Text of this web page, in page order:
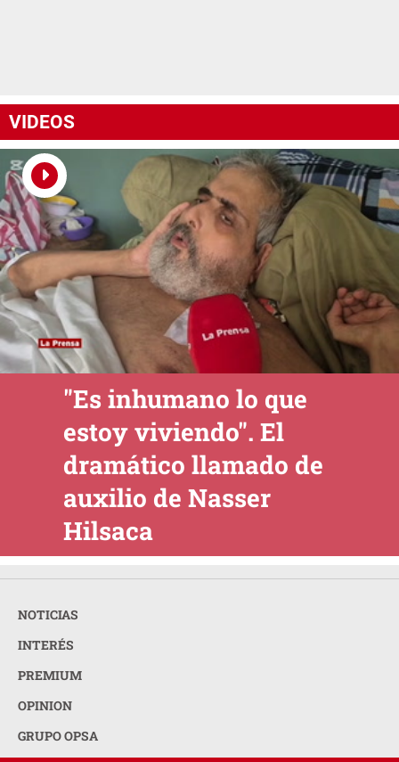
VIDEOS
"Es inhumano lo que
estoy viviendo". El
dramático llamado de
auxilio de Nasser
Hilsaca
NOTICIAS
INTERÉS
PREMIUM
OPINION
GRUPO OPSA